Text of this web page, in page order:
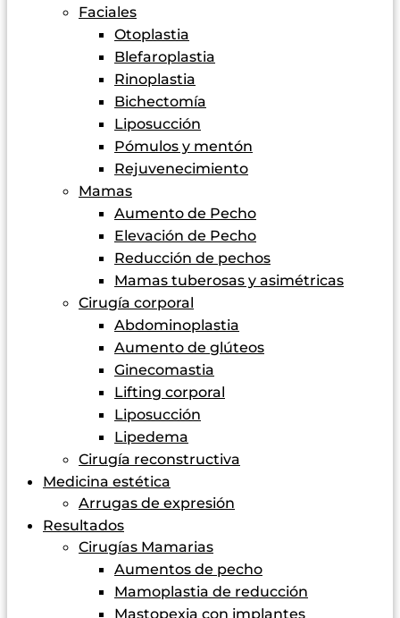
Faciales
Otoplastia
Blefaroplastia
Rinoplastia
Bichectomía
Liposucción
Pómulos y mentón
Rejuvenecimiento
Mamas
Aumento de Pecho
Elevación de Pecho
Reducción de pechos
Mamas tuberosas y asimétricas
Cirugía corporal
Abdominoplastia
Aumento de glúteos
Ginecomastia
Lifting corporal
Liposucción
Lipedema
Cirugía reconstructiva
Medicina estética
Arrugas de expresión
Resultados
Cirugías Mamarias
Aumentos de pecho
Mamoplastia de reducción
Mastopexia con implantes